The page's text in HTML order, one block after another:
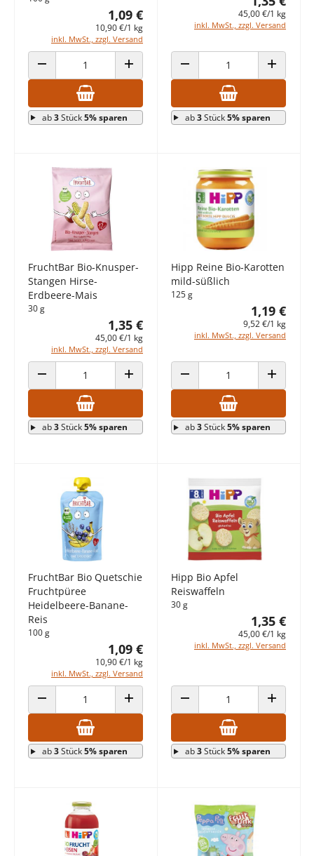
1,09 €
10,90 €/1 kg
inkl. MwSt., zzgl. Versand
ANZAHL VERRINGERN ANZAHL ERHÖHEN
ab3Stück5% sparen
45,00 €/1 kg
inkl. MwSt., zzgl. Versand
ANZAHL VERRINGERN ANZAHL
ab3Stück5% sparen
FruchtBar Bio-Knusper-
Stangen Hirse-
Erdbeere-Mais
30 g
1,35 €
45,00 €/1 kg
inkl. MwSt., zzgl. Versand
ANZAHL VERRINGERN ANZAHL ERHÖHEN
ab3Stück5% sparen
Hipp Reine Bio-Karotten
mild-süßlich
125 g
1,19 €
9,52 €/1 kg
inkl. MwSt., zzgl. Versand
ANZAHL VERRINGERN ANZAHL
ab3Stück5% sparen
FruchtBar Bio Quetschie
Fruchtpüree
Heidelbeere-Banane-
Reis
100 g
1,09 €
10,90 €/1 kg
inkl. MwSt., zzgl. Versand
ANZAHL VERRINGERN ANZAHL ERHÖHEN
ab3Stück5% sparen
Hipp Bio Apfel
Reiswaffeln
30 g
1,35 €
45,00 €/1 kg
inkl. MwSt., zzgl. Versand
ANZAHL VERRINGERN ANZAHL
ab3Stück5% sparen